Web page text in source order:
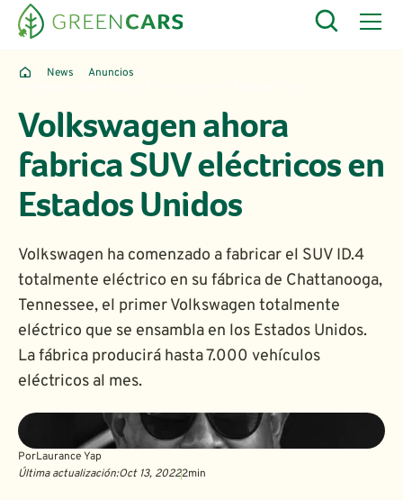
News
Anuncios
Volkswagen ahora
fabrica SUV eléctricos en
Estados Unidos
Volkswagen ha comenzado a fabricar el SUV ID.4
totalmente eléctrico en su fábrica de Chattanooga,
Tennessee, el primer Volkswagen totalmente
eléctrico que se ensambla en los Estados Unidos.
La fábrica producirá hasta 7.000 vehículos
eléctricos al mes.
PorLaurance Yap
Última actualización:Oct 13, 20222min